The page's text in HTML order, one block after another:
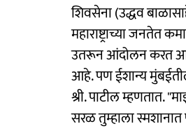
शिवसेना (उद्धव
महाराष्ट्राच्या जनतेत
उतरून आंदोलन करत
आहे. पण ईशान्य
श्री. पाटील म्हणतात.
सरळ तुम्हाला स्मशानात